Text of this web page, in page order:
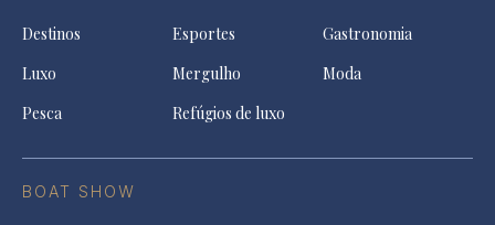
Destinos Esportes
Gastronomia
Luxo
Mergulho
Moda
Pesca
Refúgios de luxo
BOAT SHOW